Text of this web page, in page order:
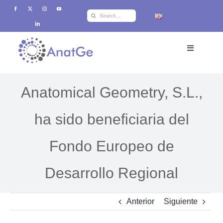
Saltar
contenido
Buscar:
Toggle
Productos
Formación
i+d+i
Sobre Anatge
Anatomical Geometry, S.L.,
ha sido beneficiaria del
Fondo Europeo de
Desarrollo Regional
Anterior Siguiente